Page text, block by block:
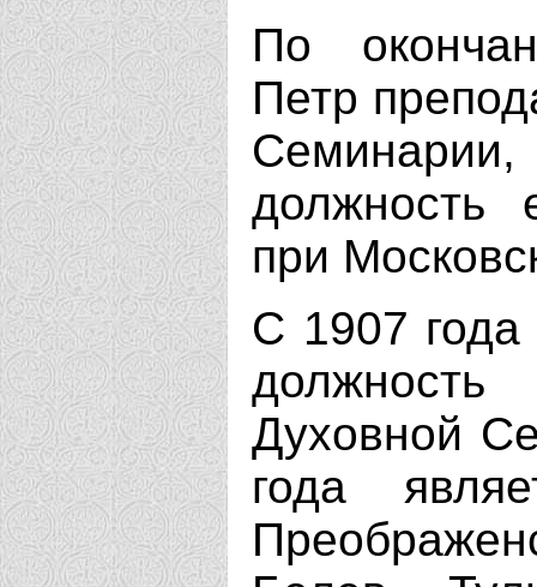
По
Петр
должность
при
С 1907 года
должность
Духовной
года